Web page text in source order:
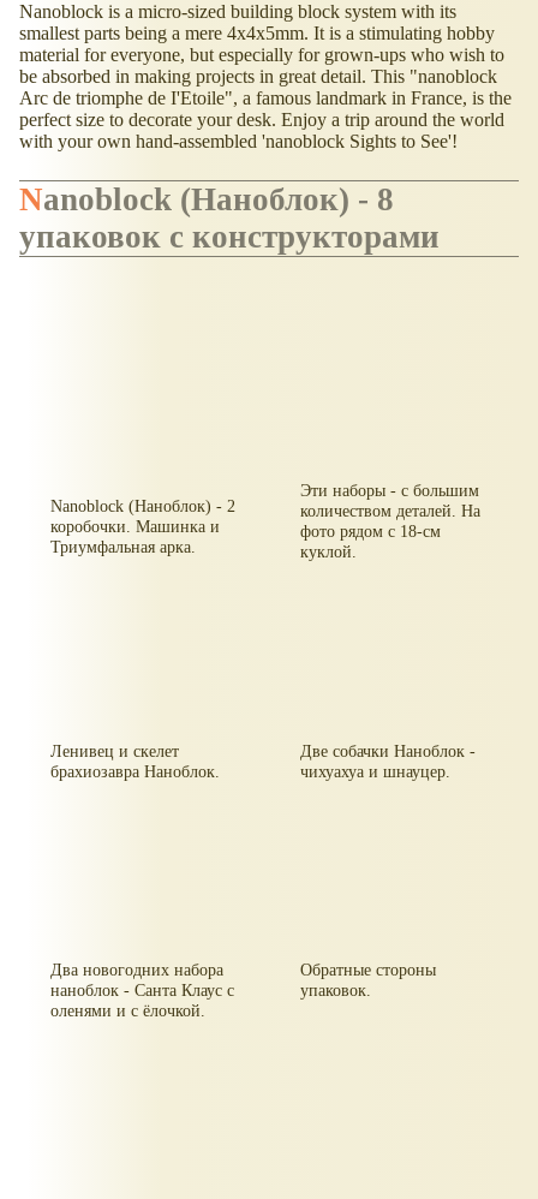
Nanoblock is a micro-sized building block system with its
smallest parts being a mere 4x4x5mm. It is a stimulating hobby
material for everyone, but especially for grown-ups who wish to
be absorbed in making projects in great detail. This "nanoblock
Arc de triomphe de I'Etoile", a famous landmark in France, is the
perfect size to decorate your desk. Enjoy a trip around the world
with your own hand-assembled 'nanoblock Sights to See'!
Nanoblock (Наноблок) - 8
упаковок с конструкторами
Nanoblock (Наноблок) - 2
коробочки. Машинка и
Триумфальная арка.
Эти наборы - с большим
количеством деталей. На
фото рядом с 18-см
куклой.
Ленивец и скелет
брахиозавра Наноблок.
Две собачки Наноблок -
чихуахуа и шнауцер.
Два новогодних набора
наноблок - Санта Клаус с
оленями и с ёлочкой.
Обратные стороны
упаковок.